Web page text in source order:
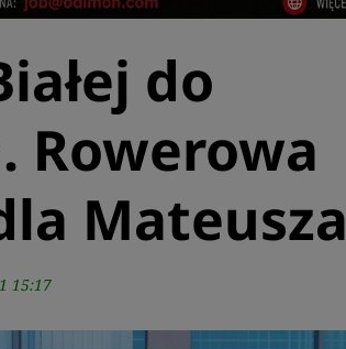
do
Rowerowa
Mateusza
15:17